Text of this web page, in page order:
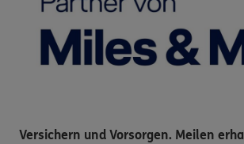
Versichern und Vorsorgen. Meilen